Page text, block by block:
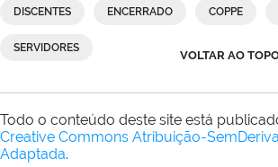
DISCENTES ENCERRADO COPPE
SERVIDORES
VOLTAR AO
Todo o conteúdo deste site está
Creative Commons Atribuição-
Adaptada.